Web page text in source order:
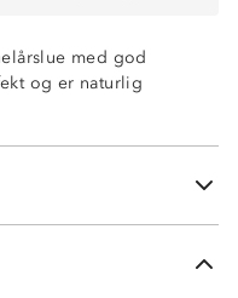
med god
og er naturlig